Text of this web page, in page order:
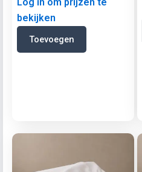
bekijken
Toevoegen